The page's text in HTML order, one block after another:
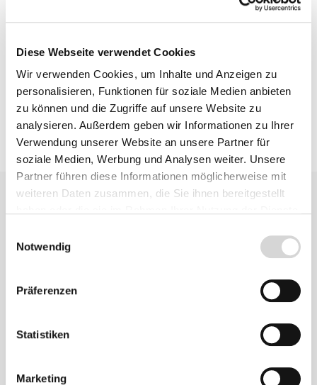
Diese Webseite verwendet Cookies
Wir verwenden Cookies, um Inhalte und Anzeigen zu
personalisieren, Funktionen für soziale Medien anbieten
zu können und die Zugriffe auf unsere Website zu
analysieren. Außerdem geben wir Informationen zu Ihrer
Verwendung unserer Website an unsere Partner für
soziale Medien, Werbung und Analysen weiter. Unsere
Partner führen diese Informationen möglicherweise mit
weiteren Daten zusammen, die Sie ihnen bereitgestellt
Notwendig
Präferenzen
Statistiken
Marketing
Bewertungen
Zu diesem
Produkt